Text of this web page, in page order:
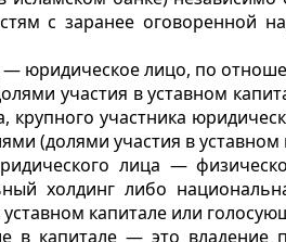
с заранее оговоренной
юридическое лицо, по
участия в уставном
крупного участника
(долями участия в
лица —
холдинг либо
капитале или
в капитале — это